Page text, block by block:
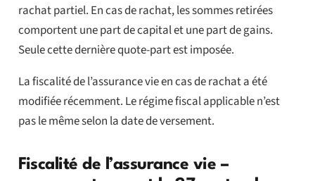
rachat partiel. En cas de rachat, les sommes retirées
comportent une part de capital et une part de gains.
Seule cette dernière quote-part est imposée.
La fiscalité de l’assurance vie en cas de rachat a été
modifiée récemment. Le régime fiscal applicable n’est
pas le même selon la date de versement.
Fiscalité de l’assurance vie –